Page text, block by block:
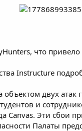
что
Instructure
двух
и
Canvas. Эти
Палаты